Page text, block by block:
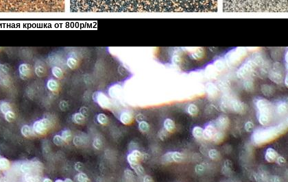
крошка от 800р/м2